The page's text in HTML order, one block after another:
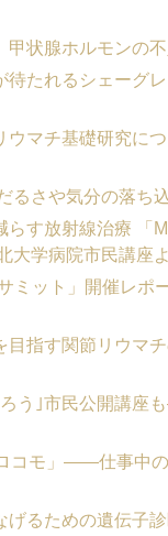
甲状腺ホルモンの
待たれるシェーグ
ウマチ基礎研究に
るさや気分の落ち
らす放射線治療 「
大学病院市民講座
サミット」開催レ
目指す関節リウ
う｣市民公開講
コモ」――仕事中
げるための遺伝子